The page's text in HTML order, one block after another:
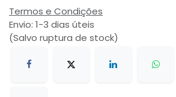
Termos e Condições
Envio: 1-3 dias úteis
(Salvo ruptura de stock)